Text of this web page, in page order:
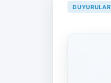
DUYURULAR